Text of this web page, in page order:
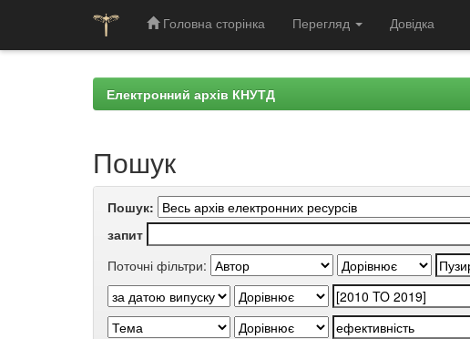
Головна сторінка Перегляд Довідка
Електронний архів КНУТД
Пошук
Пошук:
запит
Поточні фільтри: